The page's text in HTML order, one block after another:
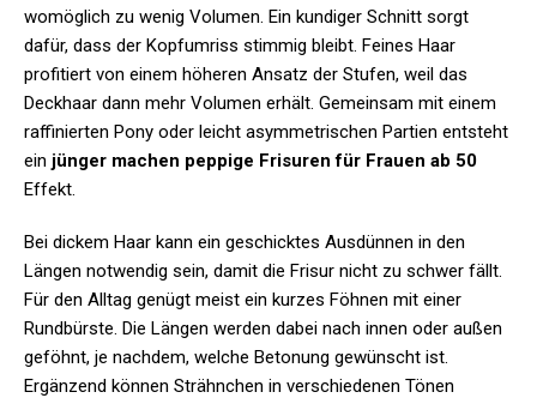
womöglich zu wenig Volumen. Ein kundiger Schnitt sorgt
dafür, dass der Kopfumriss stimmig bleibt. Feines Haar
profitiert von einem höheren Ansatz der Stufen, weil das
Deckhaar dann mehr Volumen erhält. Gemeinsam mit einem
raffinierten Pony oder leicht asymmetrischen Partien entsteht
ein jünger machen peppige Frisuren für Frauen ab 50
Effekt.
Bei dickem Haar kann ein geschicktes Ausdünnen in den
Längen notwendig sein, damit die Frisur nicht zu schwer fällt.
Für den Alltag genügt meist ein kurzes Föhnen mit einer
Rundbürste. Die Längen werden dabei nach innen oder außen
geföhnt, je nachdem, welche Betonung gewünscht ist.
Ergänzend können Strähnchen in verschiedenen Tönen